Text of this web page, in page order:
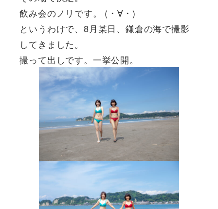
飲み会のノリです。 (・∀・)
というわけで、8月某日、鎌倉の海で撮影
してきました。
撮って出しです。一挙公開。